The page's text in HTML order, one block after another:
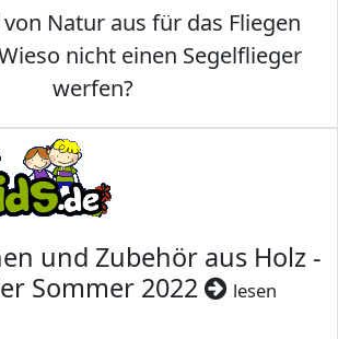
Natur aus für das Fliegen
nicht einen Segelflieger
werfen?
und Zubehör aus Holz -
Sommer 2022
lesen